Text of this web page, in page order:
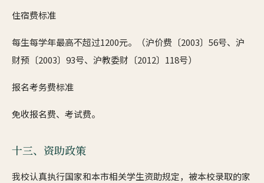
住宿费标准
每生每学年最高不超过1200元。（沪价费〔2003〕56号、沪
财预〔2003〕93号、沪教委财〔2012〕118号）
报名考务费标准
免收报名费、考试费。
十三、资助政策
我校认真执行国家和本市相关学生资助规定，被本校录取的家